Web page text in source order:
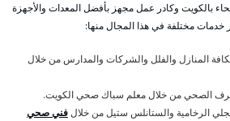
بالكويت وكادر عمل مجهز بأفضل المعدات والأجهزة
خدمات مختلفة في هذا المجال منها:
المنازل والفلل والشركات والمدارس من خلال
الصحي من خلال معلم سباك صحي الكويت.
الرخامية والستانلس ستيل من خلالفني صحي